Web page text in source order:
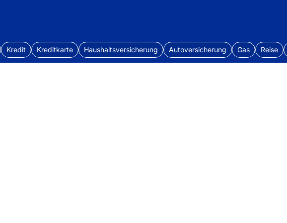
Kredit Kreditkarte Haushaltsversicherung Autoversicherung Gas Reise